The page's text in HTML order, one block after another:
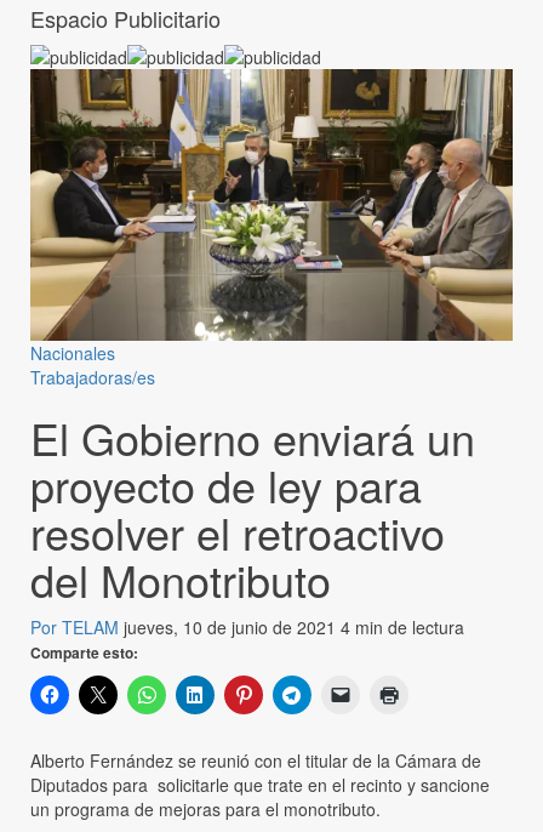
Espacio Publicitario
Nacionales
Trabajadoras/es
El Gobierno enviará un
proyecto de ley para
resolver el retroactivo
del Monotributo
Por TELAM jueves, 10 de junio de 2021 4 min de lectura
Comparte esto:
Alberto Fernández se reunió con el titular de la Cámara de
Diputados para solicitarle que trate en el recinto y sancione
un programa de mejoras para el monotributo.